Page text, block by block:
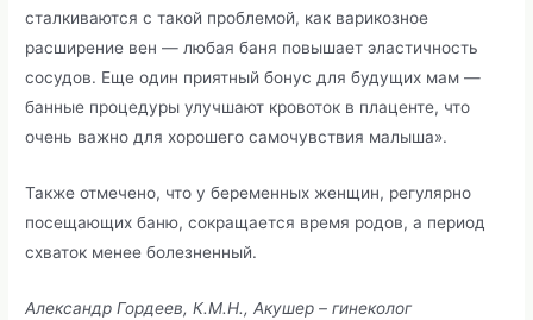
сталкиваются с такой проблемой, как варикозное
расширение вен — любая баня повышает эластичность
сосудов. Еще один приятный бонус для будущих мам —
банные процедуры улучшают кровоток в плаценте, что
очень важно для хорошего самочувствия малыша».
Также отмечено, что у беременных женщин, регулярно
посещающих баню, сокращается время родов, а период
схваток менее болезненный.
Александр Гордеев, К.М.Н., Акушер – гинеколог